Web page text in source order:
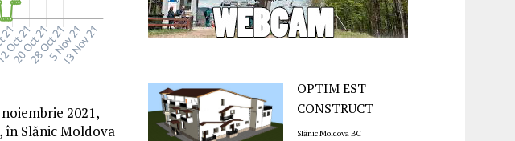
2021,
în Slănic Moldova
OPTIM EST
CONSTRUCT
Slănic Moldova BC